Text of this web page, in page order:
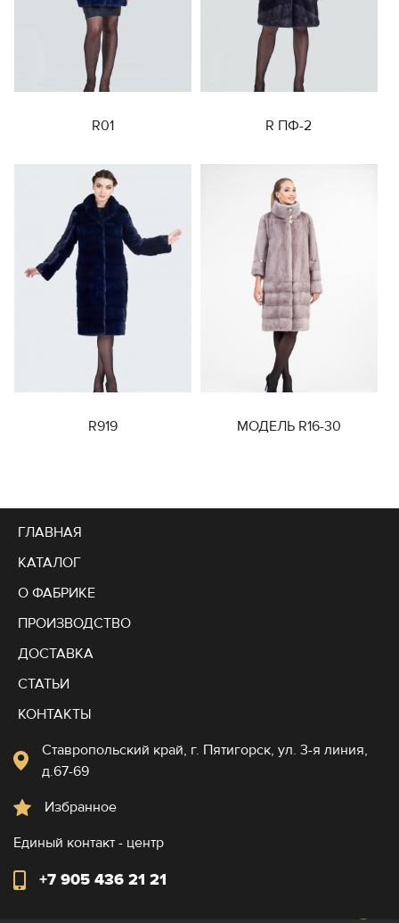
R01 R ПФ-2
R919 МОДЕЛЬ R16-30
ГЛАВНАЯ
КАТАЛОГ
О ФАБРИКЕ
ПРОИЗВОДСТВО
ДОСТАВКА
СТАТЬИ
КОНТАКТЫ
Ставропольский край, г. Пятигорск, ул. 3-я линия,
д.67-69
Избранное
Единый контакт - центр
+7 905 436 21 21